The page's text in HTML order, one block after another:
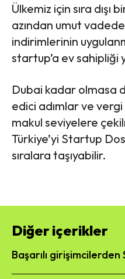
Ülkemiz için sıra dışı
azından umut
indirimlerinin
startup’a ev sahipliği
Dubai kadar olmasa
edici adımlar ve
makul seviyelere
Türkiye’yi Startup
sıralara taşıyabilir.
Diğer içerikler
Başarılı